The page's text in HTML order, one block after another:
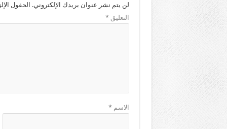
لن يتم نشر عنوان بريدك الإلكتروني. الحقول
التعليق*
الاسم*